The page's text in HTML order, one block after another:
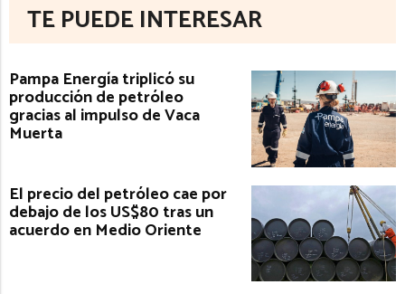
TE PUEDE INTERESAR
Pampa Energía triplicó su
producción de petróleo
gracias al impulso de Vaca
Muerta
El precio del petróleo cae por
debajo de los US$80 tras un
acuerdo en Medio Oriente